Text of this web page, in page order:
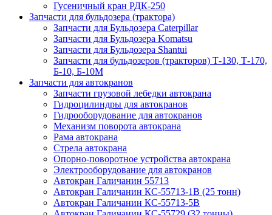
Гусеничный кран РДК-250
Запчасти для бульдозера (трактора)
Запчасти для Бульдозера Caterpillar
Запчасти для Бульдозера Komatsu
Запчасти для Бульдозера Shantui
Запчасти для бульдозеров (тракторов) Т-130, Т-170,
Б-10, Б-10М
Запчасти для автокранов
Запчасти грузовой лебедки автокрана
Гидроцилиндры для автокранов
Гидрооборудование для автокранов
Механизм поворота автокрана
Рама автокрана
Стрела автокрана
Опорно-поворотное устройства автокрана
Электрооборудование для автокранов
Автокран Галичанин 55713
Автокран Галичанин КС-55713-1В (25 тонн)
Автокран Галичанин КС-55713-5В